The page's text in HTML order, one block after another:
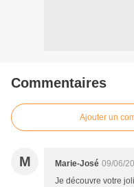
Commentaires
Ajouter un
M Marie-José 09/06/
Je découvre votre